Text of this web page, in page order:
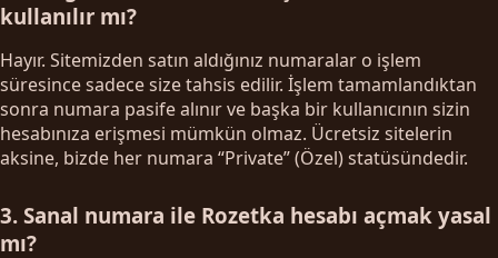
kullanılır mı?
Hayır. Sitemizden satın aldığınız numaralar o işlem
süresince sadece size tahsis edilir. İşlem tamamlandıktan
sonra numara pasife alınır ve başka bir kullanıcının sizin
hesabınıza erişmesi mümkün olmaz. Ücretsiz sitelerin
aksine, bizde her numara “Private” (Özel) statüsündedir.
3. Sanal numara ile Rozetka hesabı açmak yasal
mı?